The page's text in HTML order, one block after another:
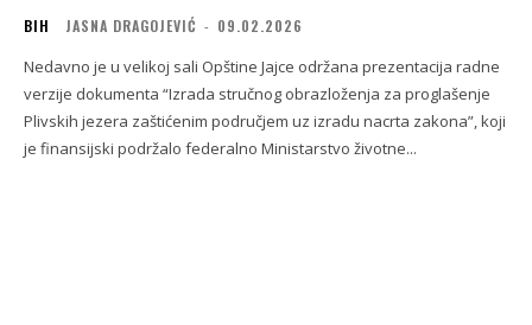
BIH JASNA DRAGOJEVIĆ - 09.02.2026
Nedavno je u velikoj sali Opštine Jajce održana prezentacija radne
verzije dokumenta “Izrada stručnog obrazloženja za proglašenje
Plivskih jezera zaštićenim područjem uz izradu nacrta zakona”, koji
je finansijski podržalo federalno Ministarstvo životne...